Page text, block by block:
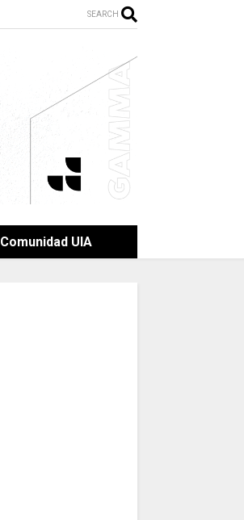
SEARCH
Comunidad UIA